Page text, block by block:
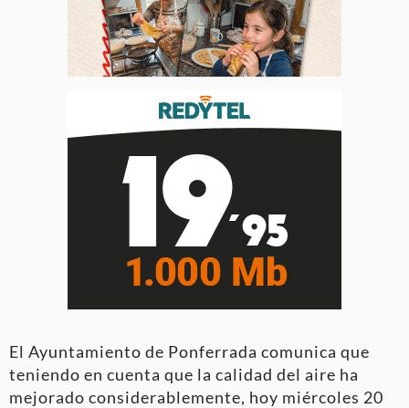
El Ayuntamiento de Ponferrada comunica que
teniendo en cuenta que la calidad del aire ha
mejorado considerablemente, hoy miércoles 20